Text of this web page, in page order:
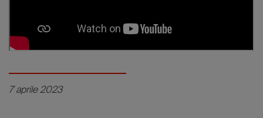
7 aprile 2023